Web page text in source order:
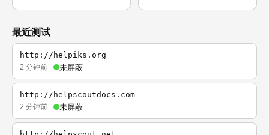
最近测试
http://helpiks.org
2 分钟前 未屏蔽
http://helpscoutdocs.com
2 分钟前 未屏蔽